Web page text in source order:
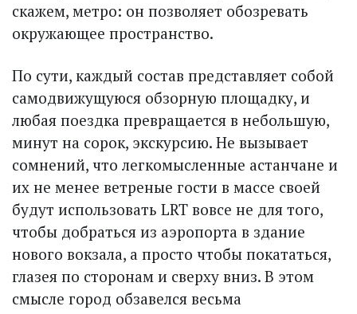
скажем, метро: он позволяет обозревать
окружающее пространство.
По сути, каждый состав представляет собой
самодвижущуюся обзорную площадку, и
любая поездка превращается в небольшую,
минут на сорок, экскурсию. Не вызывает
сомнений, что легкомысленные астанчане и
их не менее ветреные гости в массе своей
будут использовать LRT вовсе не для того,
чтобы добраться из аэропорта в здание
нового вокзала, а просто чтобы покататься,
глазея по сторонам и сверху вниз. В этом
смысле город обзавелся весьма